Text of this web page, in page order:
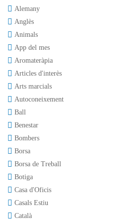
Alemany
Anglès
Animals
App del mes
Aromateràpia
Articles d'interès
Arts marcials
Autoconeixement
Ball
Benestar
Bombers
Borsa
Borsa de Treball
Botiga
Casa d'Oficis
Casals Estiu
Català